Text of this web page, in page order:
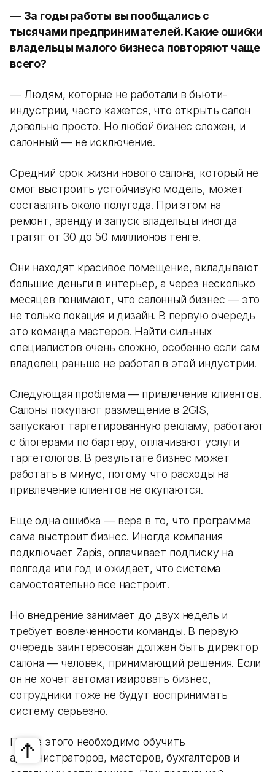
— За годы работы вы пообщались с
тысячами предпринимателей. Какие ошибки
владельцы малого бизнеса повторяют чаще
всего?
— Людям, которые не работали в бьюти-
индустрии, часто кажется, что открыть салон
довольно просто. Но любой бизнес сложен, и
салонный — не исключение.
Средний срок жизни нового салона, который не
смог выстроить устойчивую модель, может
составлять около полугода. При этом на
ремонт, аренду и запуск владельцы иногда
тратят от 30 до 50 миллионов тенге.
Они находят красивое помещение, вкладывают
большие деньги в интерьер, а через несколько
месяцев понимают, что салонный бизнес — это
не только локация и дизайн. В первую очередь
это команда мастеров. Найти сильных
специалистов очень сложно, особенно если сам
владелец раньше не работал в этой индустрии.
Следующая проблема — привлечение клиентов.
Салоны покупают размещение в 2GIS,
запускают таргетированную рекламу, работают
с блогерами по бартеру, оплачивают услуги
таргетологов. В результате бизнес может
работать в минус, потому что расходы на
привлечение клиентов не окупаются.
Еще одна ошибка — вера в то, что программа
сама выстроит бизнес. Иногда компания
подключает Zapis, оплачивает подписку на
полгода или год и ожидает, что система
самостоятельно все настроит.
Но внедрение занимает до двух недель и
требует вовлеченности команды. В первую
очередь заинтересован должен быть директор
салона — человек, принимающий решения. Если
он не хочет автоматизировать бизнес,
сотрудники тоже не будут воспринимать
систему серьезно.
После этого необходимо обучить
администраторов, мастеров, бухгалтеров и